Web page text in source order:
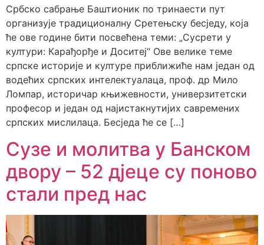
Србско сабрање Баштионик по тринаести пут
организује традиционалну Сретењску бесједу, која
ће ове године бити посвећена теми: „Сусрети у
култури: Карађорђе и Доситеј“ Ове велике теме
српске историје и културе приближиће нам један од
водећих српских интелектуалаца, проф. др Мило
Ломпар, историчар књижевности, универзитетски
професор и један од најистакнутијих савремених
српских мислилаца. Бесједа ће се […]
Сузе и молитва у Банском
двору – 52 дјеце су поново
стали пред нас